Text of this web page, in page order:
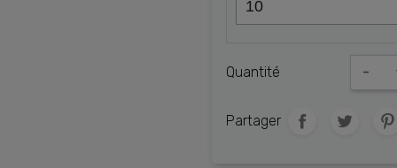
Quantité -
Partager